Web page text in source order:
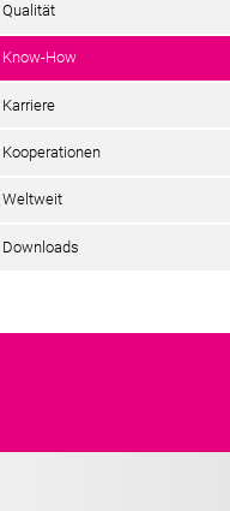
Qualität
Know-How
Karriere
Kooperationen
Weltweit
Downloads